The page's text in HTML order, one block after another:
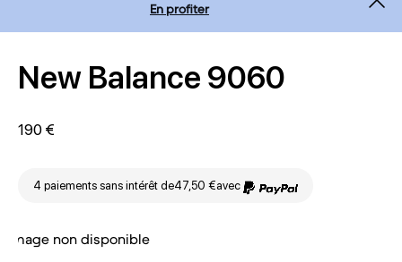
En profiter
New Balance 9060
190 €
4 paiements sans intérêt de47,50 €avec